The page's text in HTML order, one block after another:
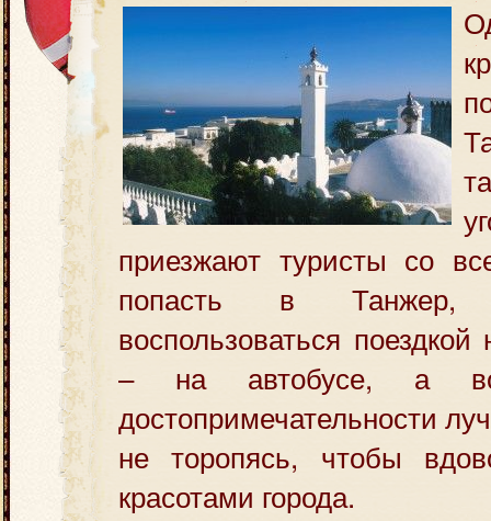
приезжают туристы со
попасть в Танжер,
воспользоваться
– на автобусе, а
достопримечательности
не торопясь, чтобы
красотами города.